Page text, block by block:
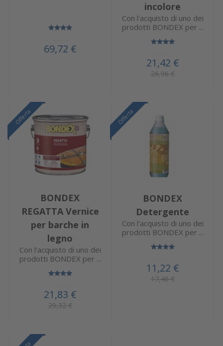
69,72 €
incolore
Con l'acquisto di uno dei
prodotti BONDEX per ...
21,42 €
26,96 €
Offerta
BONDEX
REGATTA Vernice
per barche in
legno
Con l'acquisto di uno dei
prodotti BONDEX per ...
21,83 €
29,32 €
Offerta
BONDEX
Detergente
Con l'acquisto di uno dei
prodotti BONDEX per ...
11,22 €
17,46 €